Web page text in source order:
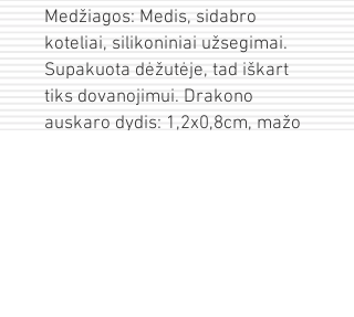
Medžiagos: Medis, sidabro
koteliai, silikoniniai užsegimai.
Supakuota dėžutėje, tad iškart
tiks dovanojimui. Drakono
auskaro dydis: 1,2x0,8cm, mažo